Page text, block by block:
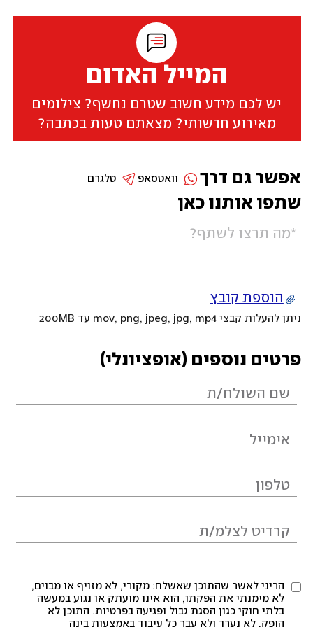
המייל האדום
יש לכם מידע חשוב שטרם נחשף? צילומים
מאירוע חדשותי? מצאתם טעות בכתבה?
שתפו אותנו כאן
הוספת קובץ
ניתן להעלות קבצי mov, png, jpeg, jpg, mp4 עד 200MB
פרטים נוספים (אופציונלי)
הריני לאשר שהתוכן שאשלח: מקורי, לא מזויף או מבוים,
לא מימנתי את הפקתו, הוא אינו מועתק או נגוע במעשה
בלתי חוקי כגון הסגת גבול ופגיעה בפרטיות. התוכן לא
הופק, לא נערך ולא עבר כל עיבוד באמצעות בינה
אפשר גם דרך טלגרם וואטסאפ